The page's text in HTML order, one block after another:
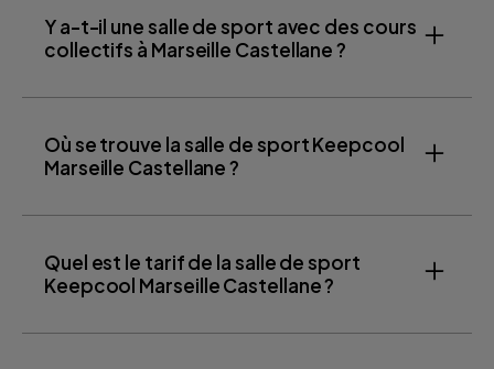
Y a-t-il une salle de sport avec des cours
collectifs à Marseille Castellane ?
Où se trouve la salle de sport Keepcool
Marseille Castellane ?
Quel est le tarif de la salle de sport
Keepcool Marseille Castellane ?